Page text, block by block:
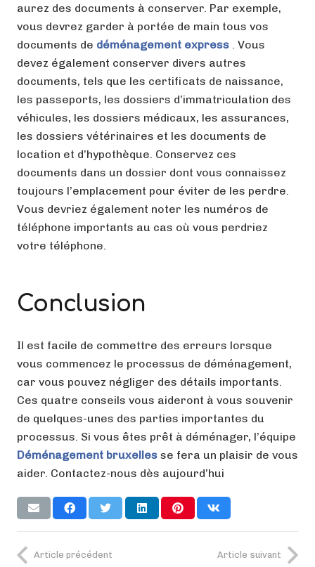
aurez des documents à conserver. Par exemple,
vous devrez garder à portée de main tous vos
documents de déménagement express . Vous
devez également conserver divers autres
documents, tels que les certificats de naissance,
les passeports, les dossiers d’immatriculation des
véhicules, les dossiers médicaux, les assurances,
les dossiers vétérinaires et les documents de
location et d’hypothèque. Conservez ces
documents dans un dossier dont vous connaissez
toujours l’emplacement pour éviter de les perdre.
Vous devriez également noter les numéros de
téléphone importants au cas où vous perdriez
votre téléphone.
Conclusion
Il est facile de commettre des erreurs lorsque
vous commencez le processus de déménagement,
car vous pouvez négliger des détails importants.
Ces quatre conseils vous aideront à vous souvenir
de quelques-unes des parties importantes du
processus. Si vous êtes prêt à déménager, l’équipe
Déménagement bruxelles se fera un plaisir de vous
aider. Contactez-nous dès aujourd’hui
Article précédent Article suivant